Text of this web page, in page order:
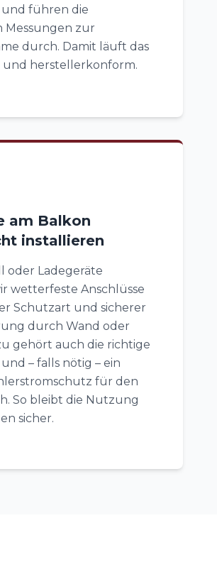
führen die
Messungen zur
durch. Damit läuft das
und herstellerkonform.
am Balkon
installieren
oder Ladegeräte
wetterfeste Anschlüsse
Schutzart und sicherer
durch Wand oder
gehört auch die richtige
– falls nötig – ein
für den
So bleibt die Nutzung
sicher.